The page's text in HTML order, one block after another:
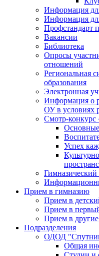
Информация
Информация
Профстандарт
Вакансии
Библиотека
Опросы
отношений
Региональная
образования
Электронная
Информация о
ОУ в условиях
Смотр-
Успех
Прием в гимназию
Прием в
Прием в
Прием в
Подразделения
ОДОД
Общая